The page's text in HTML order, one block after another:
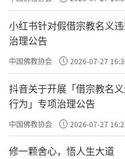
小红书针对假借宗教名义
治理公告
中国佛教协会 2026-07-27
抖音关于开展「借宗教名
行为」专项治理公告
中国佛教协会 2026-07-27
修一颗舍心，悟人生大道